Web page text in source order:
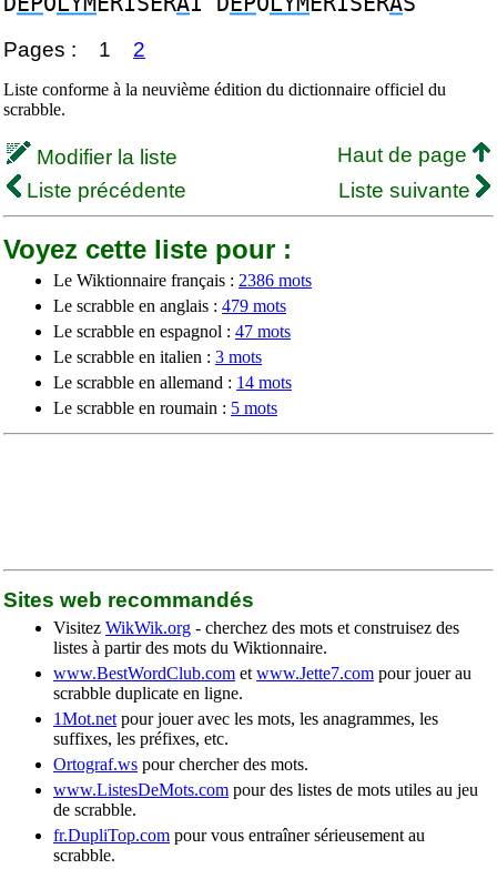
Pages : 1 2
Liste conforme à la neuvième édition du dictionnaire officiel du
scrabble.
Modifier la liste
Haut de page
Liste précédente
Liste suivante
Voyez cette liste pour :
Le Wiktionnaire français : 2386 mots
Le scrabble en anglais : 479 mots
Le scrabble en espagnol : 47 mots
Le scrabble en italien : 3 mots
Le scrabble en allemand : 14 mots
Le scrabble en roumain : 5 mots
Sites web recommandés
Visitez WikWik.org - cherchez des mots et construisez des
listes à partir des mots du Wiktionnaire.
www.BestWordClub.com et www.Jette7.com pour jouer au
scrabble duplicate en ligne.
1Mot.net pour jouer avec les mots, les anagrammes, les
suffixes, les préfixes, etc.
Ortograf.ws pour chercher des mots.
www.ListesDeMots.com pour des listes de mots utiles au jeu
de scrabble.
fr.DupliTop.com pour vous entraîner sérieusement au
scrabble.